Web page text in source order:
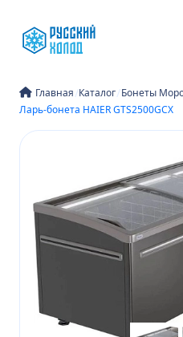
содержимому
Главная/Каталог/Бонеты
Ларь-бонета HAIER GTS2500GCX